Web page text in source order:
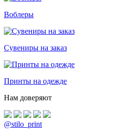
Воблеры
Сувениры на заказ
Принты на одежде
Нам доверяют
@stilo_print